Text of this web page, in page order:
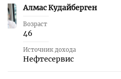
47 Алмас Кудайберген
Возраст
46
Источник дохода
Нефтесервис